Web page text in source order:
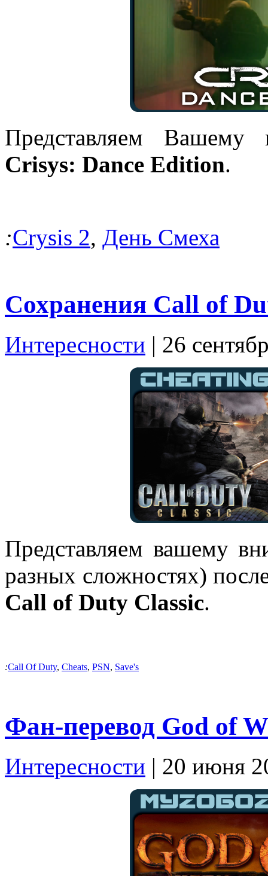
Представляем Вашему
Crisys: Dance Edition.
:Crysis 2, День Смеха
Сохранения Call of
Интересности | 26
Представляем вашему
разных сложностях)
Call of Duty Classic.
:Call Of Duty, Cheats, PSN, Save's
Фан-перевод God of
Интересности | 20 июня